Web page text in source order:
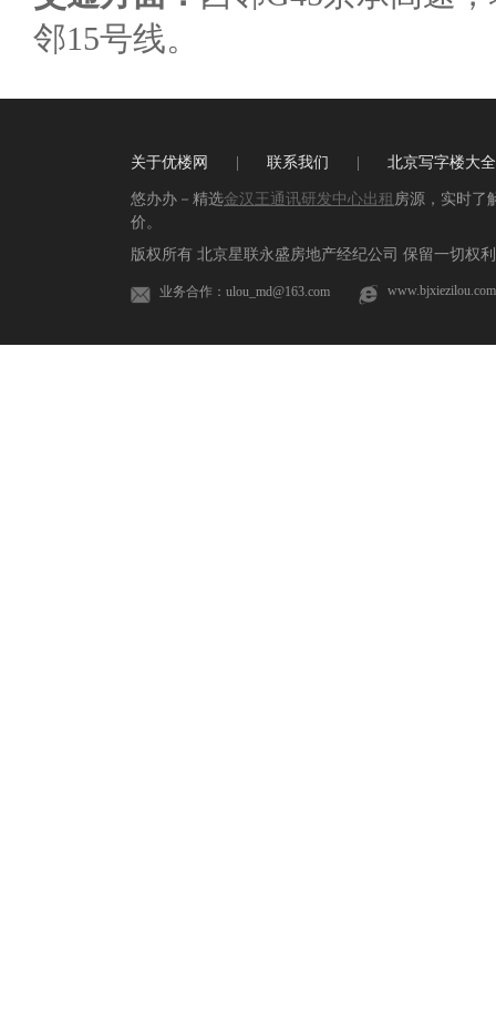
邻15号线。
关于优楼网 联系我们 北京写字楼大全
悠办办－精选金汉王通讯研发中心出租 房源，实时了
价。
版权所有 北京星联永盛房地产经纪公司 保留一切权
业务合作：ulou_md@163.com www.bjxiezilou.com